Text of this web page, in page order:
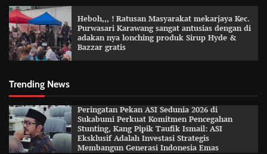
Heboh,,, ! Ratusan Masyarakat mekarjaya Kec.
Purwasari Karawang sangat antusias dengan di
adakan nya lonching produk Sirup Hyde &
Bazzar gratis
Trending News
Peringatan Pekan ASI Sedunia 2026 di
Sukabumi Perkuat Komitmen Pencegahan
Stunting, Kang Pipik Taufik Ismail: ASI
Eksklusif Adalah Investasi Strategis
Membangun Generasi Indonesia Emas